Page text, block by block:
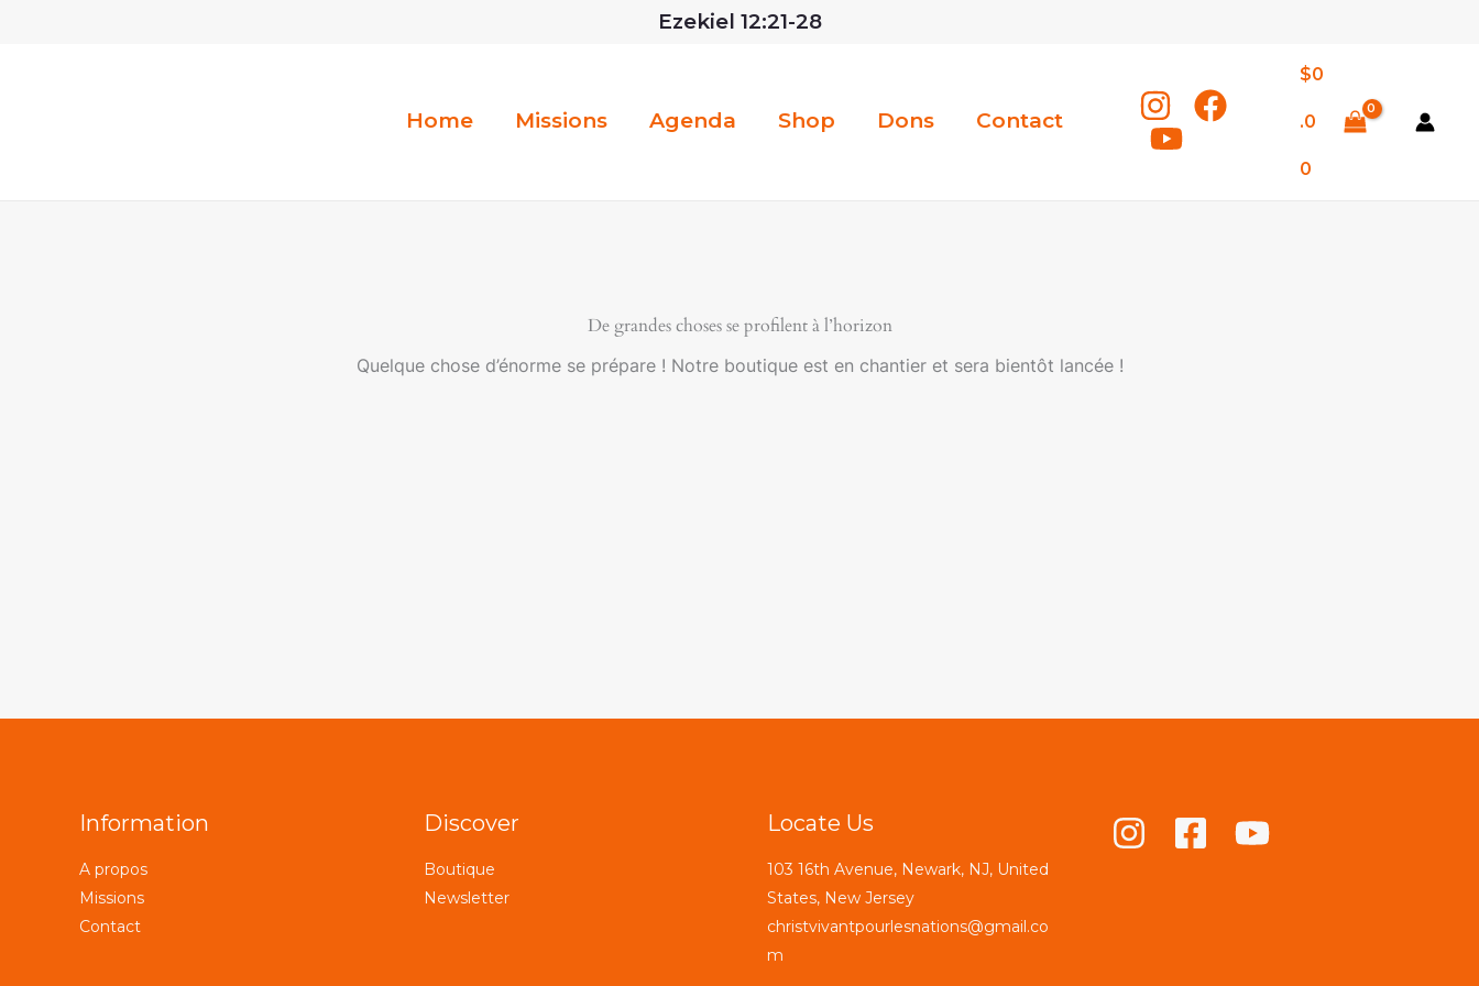
Ezekiel 12:21-28
Home Missions Agenda Shop Dons Contact
$0
.0
0
De grandes choses se profilent à l’horizon
Quelque chose d’énorme se prépare ! Notre boutique est en chantier et sera bientôt lancée !
Information
A propos
Missions
Contact
Discover
Boutique
Newsletter
Locate Us
103 16th Avenue, Newark, NJ, United
States, New Jersey
christvivantpourlesnations@gmail.co
m